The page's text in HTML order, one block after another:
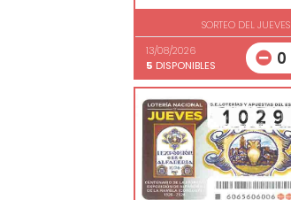
SORTEO DEL JUEVES
13/08/2026
5 DISPONIBLES 0